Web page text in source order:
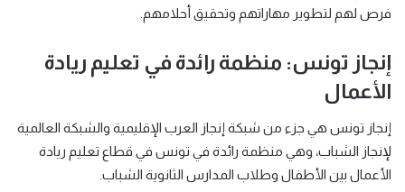
فرص لهم لتطوير مهاراتهم وتحقيق أحلامهم.
إنجاز تونس: منظمة رائدة في تعليم ريادة
الأعمال
إنجاز تونس هي جزء من شبكة إنجاز العرب الإقليمية والشبكة العالمية
لإنجاز الشباب، وهي منظمة رائدة في تونس في قطاع تعليم ريادة
الأعمال بين الأطفال وطلاب المدارس الثانوية الشباب.